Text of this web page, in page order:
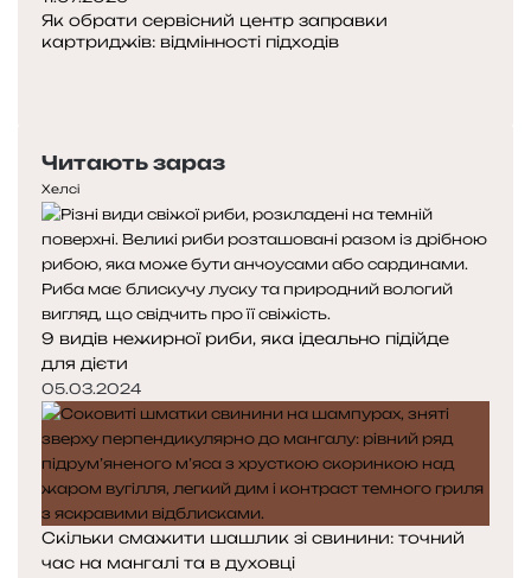
Як обрати сервісний центр заправки
картриджів: відмінності підходів
Читають зараз
Хелсі
9 видів нежирної риби, яка ідеально підійде
для дієти
05.03.2024
Скільки смажити шашлик зі свинини: точний
час на мангалі та в духовці